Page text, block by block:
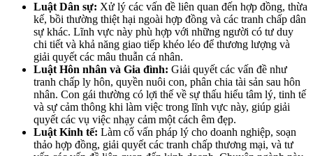
Luật Dân sự: Xử lý các vấn đề liên quan đến hợp đồng, thừa
kế, bồi thường thiệt hại ngoài hợp đồng và các tranh chấp dân
sự khác. Lĩnh vực này phù hợp với những người có tư duy
chi tiết và khả năng giao tiếp khéo léo để thương lượng và
giải quyết các mâu thuẫn cá nhân.
Luật Hôn nhân và Gia đình: Giải quyết các vấn đề như
tranh chấp ly hôn, quyền nuôi con, phân chia tài sản sau hôn
nhân. Con gái thường có lợi thế về sự thấu hiểu tâm lý, tinh tế
và sự cảm thông khi làm việc trong lĩnh vực này, giúp giải
quyết các vụ việc nhạy cảm một cách êm đẹp.
Luật Kinh tế: Làm cố vấn pháp lý cho doanh nghiệp, soạn
thảo hợp đồng, giải quyết các tranh chấp thương mại, và tư